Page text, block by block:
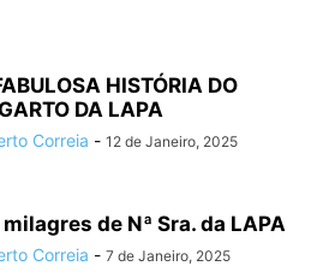
HISTÓRIA DO
DA LAPA
Correia - 12 de Janeiro, 2025
milagres de Nª Sra. da LAPA
Correia - 7 de Janeiro, 2025